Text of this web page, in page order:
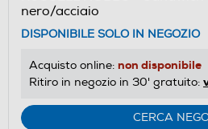
nero/acciaio
DISPONIBILE SOLO IN NEGOZIO
Acquisto online: non disponibile
Ritiro in negozio in 30' gratuito:
CERCA